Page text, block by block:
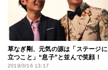
草なぎ剛、元気の源は「ステージに
立つこと」“息子”と並んで笑顔！
2019/3/16 13:17